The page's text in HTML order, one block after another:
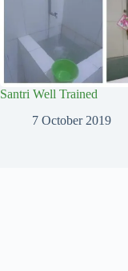
Santri Well Trained
7 October 2019